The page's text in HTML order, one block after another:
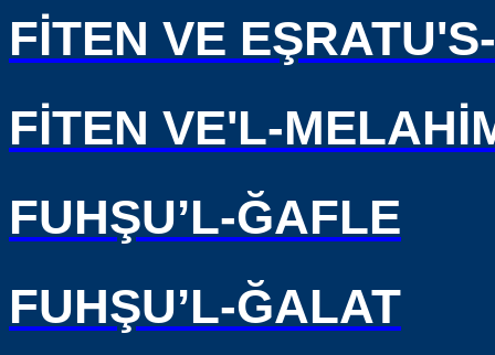
FİTEN VE
FİTEN VE'L-
FUHŞU’L-ĞAFLE
FUHŞU’L-ĞALAT